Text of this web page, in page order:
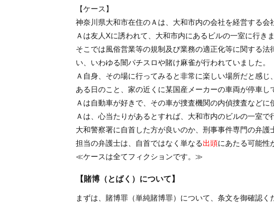
【ケース】
神奈川県大和市在住のＡは、大和市内の会社を経営する会
Ａは友人Xに誘われて、大和市内にあるビルの一室に行きま
そこでは風俗営業等の規制及び業務の適正化等に関する
い、いわゆる闇パチスロや賭け麻雀が行われていました。
Ａ自身、その場に行ってみると非常に楽しい場所だと感じ
ある日のこと、家の近くに某国産メーカーの車両が停車し
Ａは自動車が好きで、その車が捜査機関の内偵捜査など
Ａは、心当たりがあるとすれば、大和市内のビルの一室
大和警察署に自首した方が良いのか、刑事事件専門の弁護
担当の弁護士は、自首ではなく単なる出頭にあたる可能性
≪ケースは全てフィクションです。≫
【賭博（とばく）について】
まずは、賭博罪（単純賭博罪）について、条文を御確認く